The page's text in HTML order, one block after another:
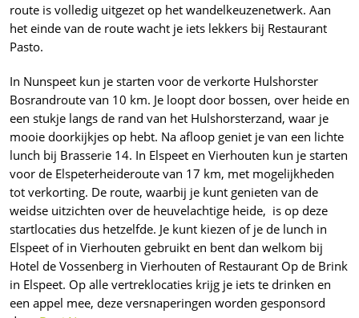
route is volledig uitgezet op het wandelkeuzenetwerk. Aan
het einde van de route wacht je iets lekkers bij Restaurant
Pasto.
In Nunspeet kun je starten voor de verkorte Hulshorster
Bosrandroute van 10 km. Je loopt door bossen, over heide en
een stukje langs de rand van het Hulshorsterzand, waar je
mooie doorkijkjes op hebt. Na afloop geniet je van een lichte
lunch bij Brasserie 14. In Elspeet en Vierhouten kun je starten
voor de Elspeterheideroute van 17 km, met mogelijkheden
tot verkorting. De route, waarbij je kunt genieten van de
weidse uitzichten over de heuvelachtige heide, is op deze
startlocaties dus hetzelfde. Je kunt kiezen of je de lunch in
Elspeet of in Vierhouten gebruikt en bent dan welkom bij
Hotel de Vossenberg in Vierhouten of Restaurant Op de Brink
in Elspeet. Op alle vertreklocaties krijg je iets te drinken en
een appel mee, deze versnaperingen worden gesponsord